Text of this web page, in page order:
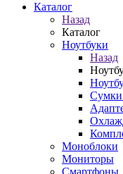
Каталог
Назад
Каталог
Ноутбуки
Назад
Сумки
Моноблоки
Мониторы
Смартфоны